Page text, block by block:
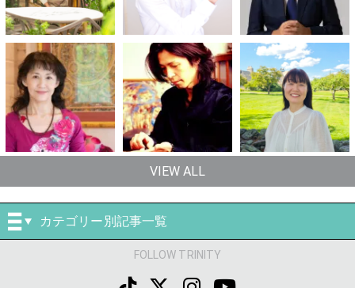
VIEW ALL
カテゴリー別記事一覧
FOLLOW TRINITY